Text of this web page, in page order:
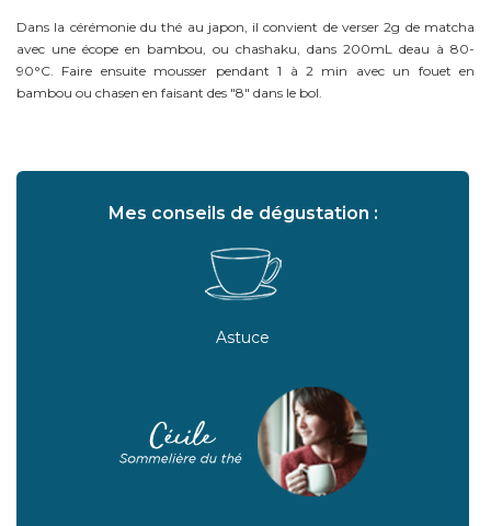
Dans la cérémonie du thé au japon, il convient de verser 2g de matcha
avec une écope en bambou, ou chashaku, dans 200mL deau à 80-
90°C. Faire ensuite mousser pendant 1 à 2 min avec un fouet en
bambou ou chasen en faisant des "8" dans le bol.
Mes conseils de dégustation :
Astuce